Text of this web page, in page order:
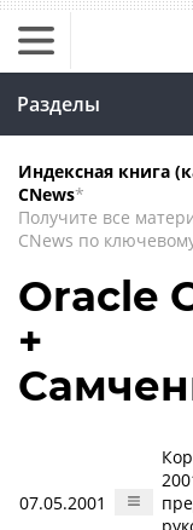
Разделы
Индексная книга
CNews*
Получите все
CNews по
Oracle
+
07.05.2001